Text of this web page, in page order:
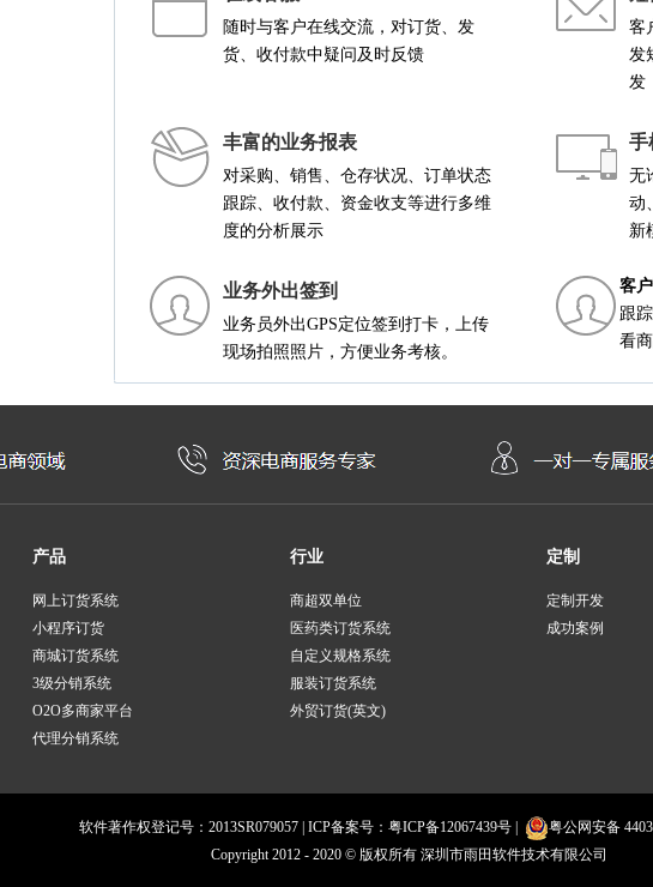
随时与客户在线交流，对订货、发
货、收付款中疑问及时反馈
客
发
发
丰富的业务报表
对采购、销售、仓存状况、订单状态
跟踪、收付款、资金收支等进行多维
度的分析展示
手
无
动
新
业务外出签到
业务员外出GPS定位签到打卡，上传
现场拍照照片，方便业务考核。
客
跟
看
产品
网上订货系统
小程序订货
商城订货系统
3级分销系统
O2O多商家平台
代理分销系统
行业
商超双单位
医药类订货系统
自定义规格系统
服装订货系统
外贸订货(英文)
定制
定制开发
成功案例
软件著作权登记号：2013SR079057 | ICP备案号： 粤ICP备12067439号|
粤公网安备
Copyright 2012 - 2020 © 版权所有 深圳市雨田软件技术有限公司